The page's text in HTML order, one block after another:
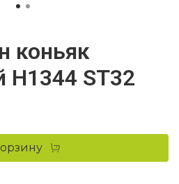
коньяк
H1344 ST32